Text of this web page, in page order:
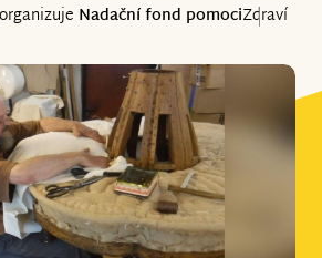
Nadační fond pomociZdraví